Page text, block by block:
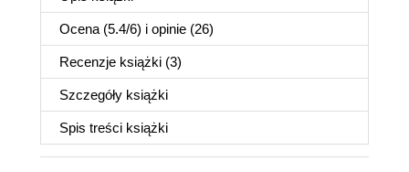
Ocena (5.4/6) i opinie (26)
Recenzje książki (3)
Szczegóły książki
Spis treści książki